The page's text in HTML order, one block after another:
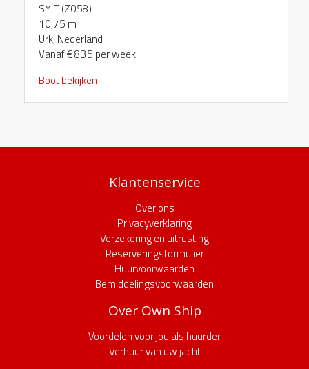
SYLT (Z058)
10,75 m
Urk, Nederland
Vanaf € 835 per week
Boot bekijken
Klantenservice
Over ons
Privacyverklaring
Verzekering en uitrusting
Reserveringsformulier
Huurvoorwaarden
Bemiddelingsvoorwaarden
Over Own Ship
Voordelen voor jou als huurder
Verhuur van uw jacht